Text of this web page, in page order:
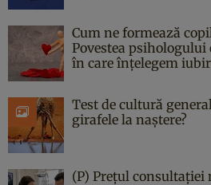
Cum ne formează
Povestea
în care înțelegem
Test de cultură
girafele la naștere?
(P) Prețul consultației